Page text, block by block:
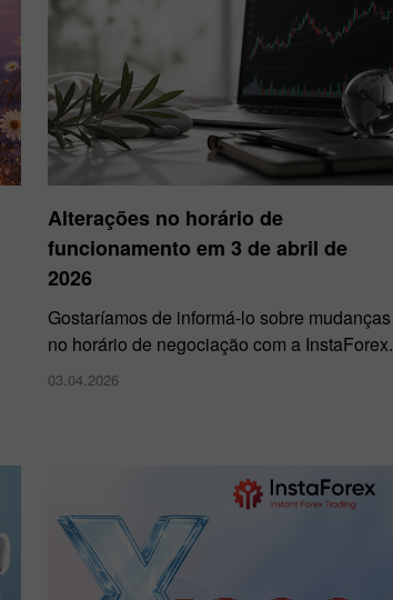
Alterações no horário de
funcionamento em 3 de abril de
2026
Gostaríamos de informá-lo sobre mudanças
no horário de negociação com a InstaForex.
03.04.2026